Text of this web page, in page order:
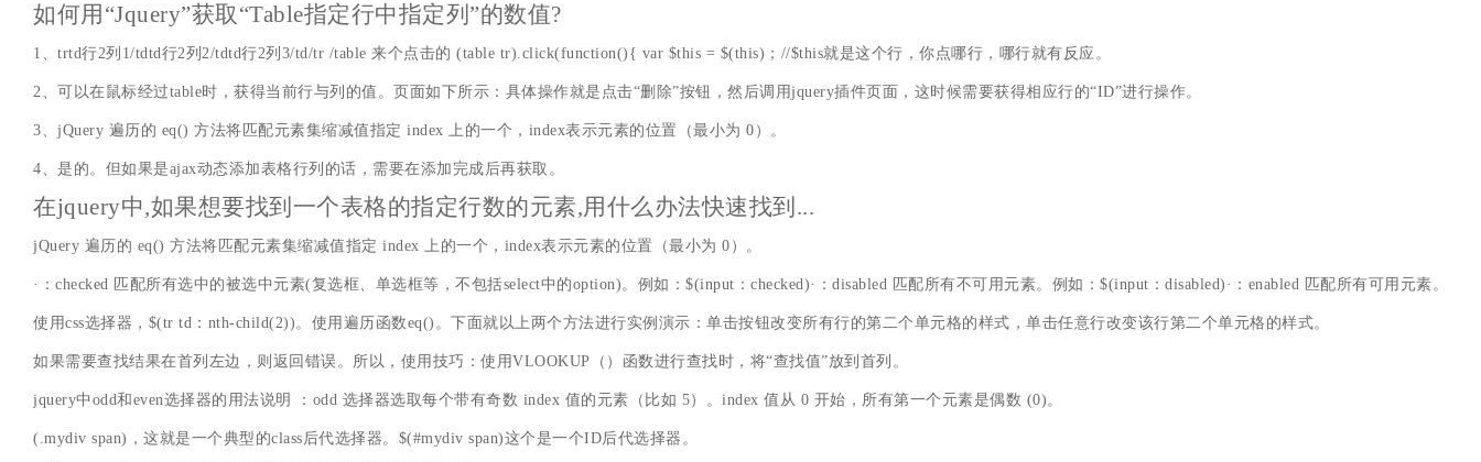
如何用“Jquery”获取“Table指定行中指定列”的数值?
1、trtd行2列1/tdtd行2列2/tdtd行2列3/td/tr /table 来个点击的 (table tr).click(function(){ var $this = $(this)；//$this就是这个行，你点哪行，哪行就有反应。
2、可以在鼠标经过table时，获得当前行与列的值。页面如下所示：具体操作就是点击“删除”按钮，然后调用jquery插件页面，这时候需要获得相应行的“ID”进行操作。
3、jQuery 遍历的 eq() 方法将匹配元素集缩减值指定 index 上的一个，index表示元素的位置（最小为 0）。
4、是的。但如果是ajax动态添加表格行列的话，需要在添加完成后再获取。
在jquery中,如果想要找到一个表格的指定行数的元素,用什么办法快速找到...
jQuery 遍历的 eq() 方法将匹配元素集缩减值指定 index 上的一个，index表示元素的位置（最小为 0）。
·：checked 匹配所有选中的被选中元素(复选框、单选框等，不包括select中的option)。例如：$(input：checked)·：disabled 匹配所有不可用元素。例如：$(input：disabled)·：enabled 匹配所有可用元素。
使用css选择器，$(tr td：nth-child(2))。使用遍历函数eq()。下面就以上两个方法进行实例演示：单击按钮改变所有行的第二个单元格的样式，单击任意行改变该行第二个单元格的样式。
如果需要查找结果在首列左边，则返回错误。所以，使用技巧：使用VLOOKUP（）函数进行查找时，将“查找值”放到首列。
jquery中odd和even选择器的用法说明 ：odd 选择器选取每个带有奇数 index 值的元素（比如 5）。index 值从 0 开始，所有第一个元素是偶数 (0)。
(.mydiv span)，这就是一个典型的class后代选择器。$(#mydiv span)这个是一个ID后代选择器。